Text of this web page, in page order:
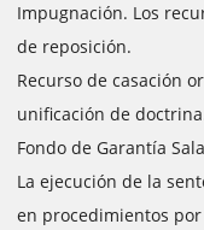
Impugnación. Los
de reposición.
Recurso de casación
unificación de
Fondo de Garantía
La ejecución de la
en procedimientos